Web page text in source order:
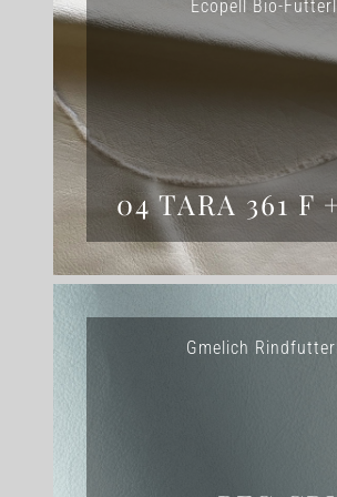
Ecopell Bio-
04 TARA 361 F
Gmelich